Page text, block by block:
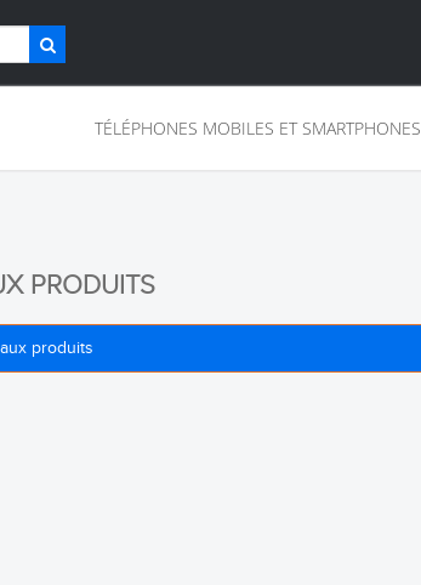
TÉLÉPHONES MOBILES ET SMARTPHONES
PRODUITS
produits